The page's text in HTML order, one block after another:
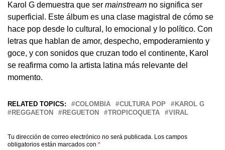
Karol G demuestra que ser mainstream no significa ser
superficial. Este álbum es una clase magistral de cómo se
hace pop desde lo cultural, lo emocional y lo político. Con
letras que hablan de amor, despecho, empoderamiento y
goce, y con sonidos que cruzan todo el continente, Karol
se reafirma como la artista latina más relevante del
momento.
RELATED TOPICS: COLOMBIA CULTURA POP
KAROL G
REGGAETON
REGUETON TROPICOQUETA VIRAL
Tu dirección de correo electrónico no será publicada. Los campos
obligatorios están marcados con *